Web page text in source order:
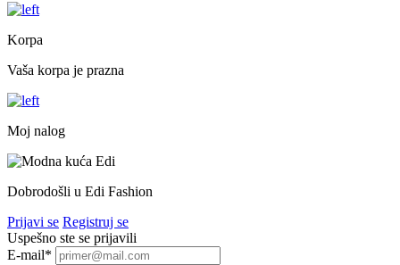
Korpa
Vaša korpa je prazna
Moj nalog
Dobrodošli u Edi Fashion
Prijavi se Registruj se
Uspešno ste se prijavili
E-mail*